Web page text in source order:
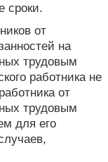
сроки.
от
на
трудовым
работника не
от
трудовым
для его